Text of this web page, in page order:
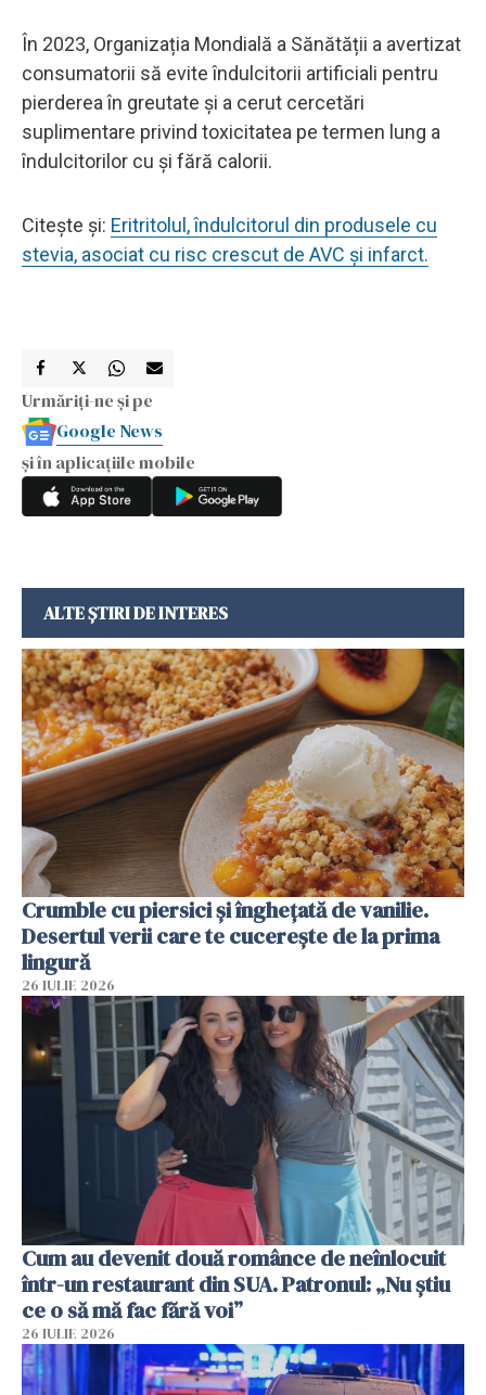
În 2023, Organizația Mondială a Sănătății a avertizat
consumatorii să evite îndulcitorii artificiali pentru
pierderea în greutate și a cerut cercetări
suplimentare privind toxicitatea pe termen lung a
îndulcitorilor cu și fără calorii.
Citește și: Eritritolul, îndulcitorul din produsele cu
stevia, asociat cu risc crescut de AVC și infarct.
Urmăriți-ne și pe
Google News
și în aplicațiile mobile
ALTE ȘTIRI DE INTERES
Crumble cu piersici și înghețată de vanilie.
Desertul verii care te cucerește de la prima
lingură
26 IULIE 2026
Cum au devenit două românce de neînlocuit
într-un restaurant din SUA. Patronul: „Nu știu
ce o să mă fac fără voi”
26 IULIE 2026